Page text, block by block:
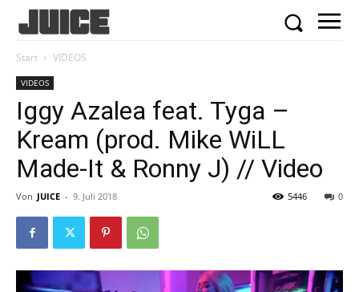
Start VIDEOS
VIDEOS
Iggy Azalea feat. Tyga –
Kream (prod. Mike WiLL
Made-It & Ronny J) // Video
Von JUICE - 9. Juli 2018 0
5446